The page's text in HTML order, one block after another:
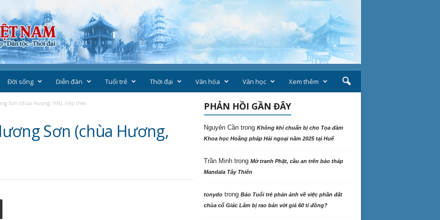
Đời sống Diễn đàn Tuổi trẻ Thời đại Văn hóa Văn học Xem thêm
Sơn (chùa Hương, HN), tiếp theo
Sơn (chùa Hương,
PHẢN HỒI GẦN ĐÂY
Nguyên Cầntrong Không khí chuẩn bị cho Tọa đàm
Khoa học Hoằng pháp Hải ngoại năm 2025 tại Huế
Trần Minhtrong Mở tranh Phật, cầu an trên bảo tháp
Mandala Tây Thiên
tonydotrong Báo Tuổi trẻ phản ảnh về việc phần đất
chùa cổ Giác Lâm bị rao bán với giá 60 tỉ đồng?